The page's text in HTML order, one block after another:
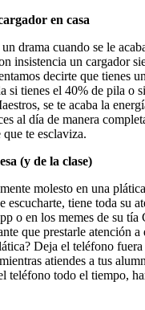
en casa
drama cuando se le
insistencia un cargador
decirte que tienes
si tienes el 40% de pila o
se te acaba la
al día de manera
que te esclaviza.
(y de la clase)
molesto en una
escucharte, tiene toda su
o en los memes de su tía
que prestarle atención a
Deja el teléfono fuera
atiendes a tus
teléfono todo el tiempo,